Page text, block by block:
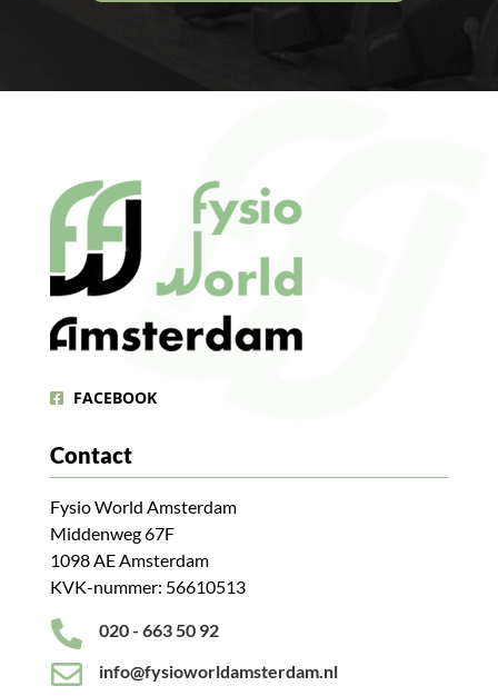
FACEBOOK
Contact
Fysio World Amsterdam
Middenweg 67F
1098 AE Amsterdam
KVK-nummer: 56610513
 020 - 663 50 92
 info@fysioworldamsterdam.nl